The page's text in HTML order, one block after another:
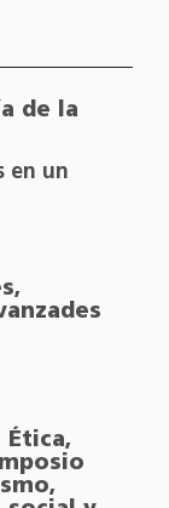
de la
en un
Ética,